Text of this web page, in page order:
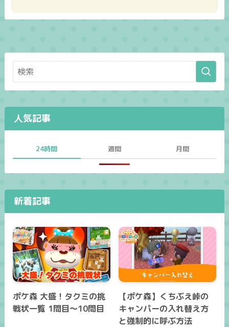
人気記事
24時間 週間 月間
新着記事
ポケ森 大盛！タクミの挑
戦状一覧 1問目～10問目
【ポケ森】くちぶえ峠の
キャンパーの入れ替え方
と強制的に呼ぶ方法